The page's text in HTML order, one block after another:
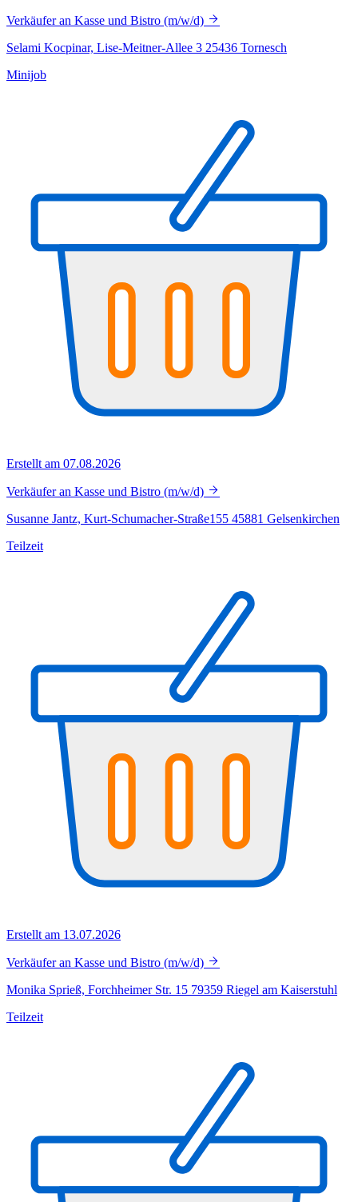
Verkäufer an Kasse und Bistro (m/w/d)
Selami Kocpinar, Lise-Meitner-Allee 3 25436 Tornesch
Minijob
Erstellt am 07.08.2026
Verkäufer an Kasse und Bistro (m/w/d)
Susanne Jantz, Kurt-Schumacher-Straße155 45881 Gelsenkirchen
Teilzeit
Erstellt am 13.07.2026
Verkäufer an Kasse und Bistro (m/w/d)
Monika Sprieß, Forchheimer Str. 15 79359 Riegel am Kaiserstuhl
Teilzeit